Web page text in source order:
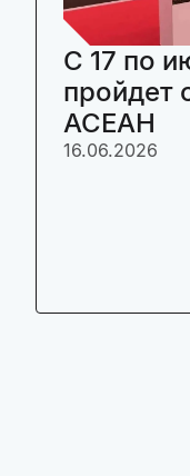
C 17 по
пройдет
АСЕАН
16.06.2026